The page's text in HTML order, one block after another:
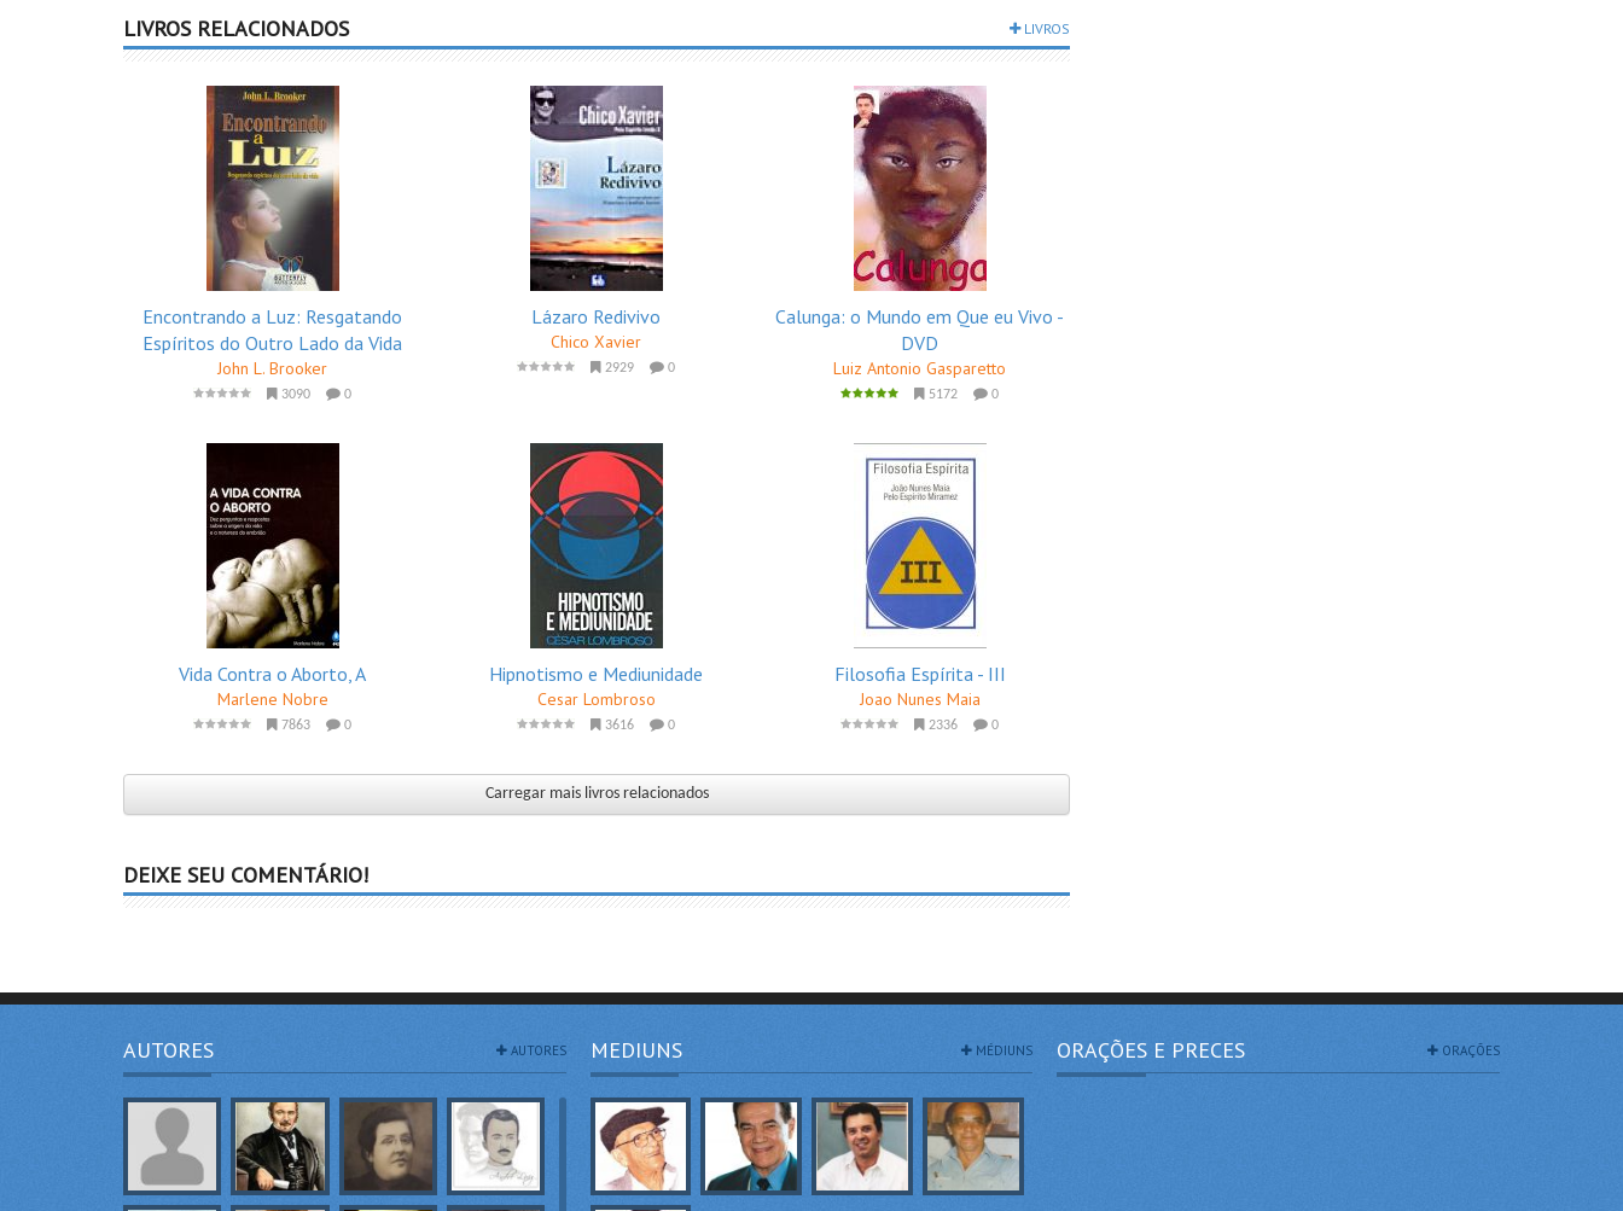
LIVROS RELACIONADOS LIVROS
Encontrando a Luz: Resgatando
Espíritos do Outro Lado da Vida
John L. Brooker
3090 0
Lázaro Redivivo
Chico Xavier
2929 0
Calunga: o Mundo em Que eu Vivo -
DVD
Luiz Antonio Gasparetto
5172 0
Vida Contra o Aborto, A
Marlene Nobre
7863 0
Hipnotismo e Mediunidade
Cesar Lombroso
3616 0
Filosofia Espírita - III
Joao Nunes Maia
2336 0
Carregar mais livros relacionados
DEIXE SEU COMENTÁRIO!
AUTORES AUTORES MEDIUNS MÉDIUNS ORAÇÕES E PRECES ORAÇÕES